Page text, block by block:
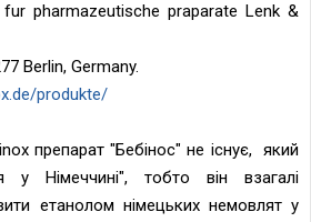
fur pharmazeutische praparate Lenk &
Berlin, Germany.
produkte/
препарат "Бебінос"не існує, який
у Німеччині", тобто він взагалі
етанолом німецьких немовлят у